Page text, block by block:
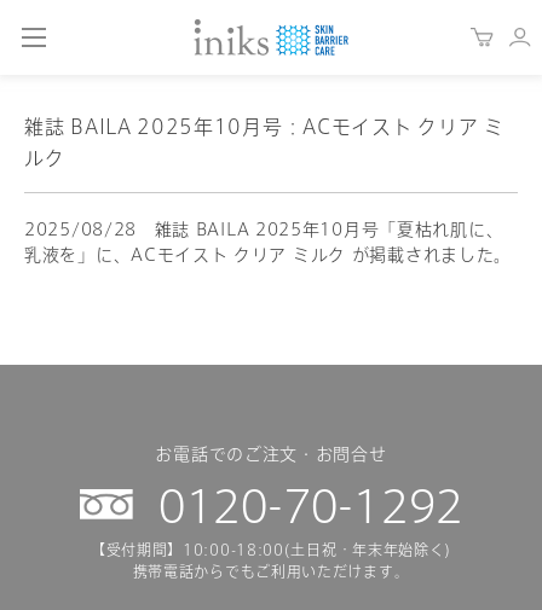
雑誌 BAILA 2025年10月号：ACモイスト クリア ミ
ルク
2025/08/28 雑誌 BAILA 2025年10月号「夏枯れ肌に、
乳液を」に、ACモイスト クリア ミルク が掲載されました。
お電話でのご注文・お問合せ
0120-70-1292
【受付期間】10:00-18:00(土日祝・年末年始除く)
携帯電話からでもご利用いただけます。